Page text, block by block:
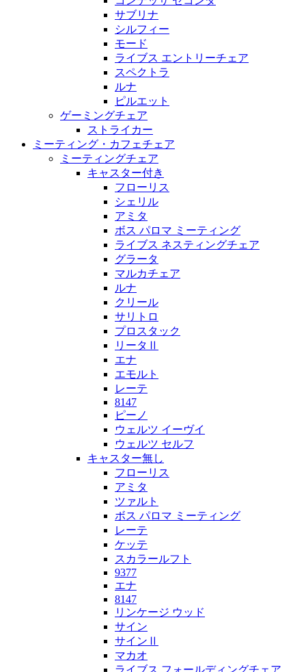
サブリナ
シルフィー
モード
ライブス エントリーチェア
スペクトラ
ルナ
ピルエット
ゲーミングチェア
ストライカー
ミーティング・カフェチェア
ミーティングチェア
キャスター付き
フローリス
シェリル
アミタ
ボス パロマ ミーティング
ライブス ネスティングチェア
グラータ
マルカチェア
ルナ
クリール
サリトロ
プロスタック
リータⅡ
エナ
エモルト
レーテ
8147
ピーノ
ウェルツ イーヴイ
ウェルツ セルフ
キャスター無し
フローリス
アミタ
ツァルト
ボス パロマ ミーティング
レーテ
ケッテ
スカラールフト
9377
エナ
8147
リンケージ ウッド
サイン
サインⅡ
マカオ